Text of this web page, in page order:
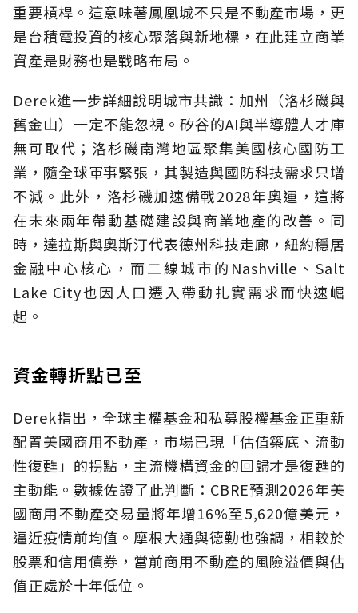
重要槓桿。這意味著鳳凰城不只是不動產市場，更
是台積電投資的核心聚落與新地標，在此建立商業
資產是財務也是戰略布局。
Derek進一步詳細說明城市共識：加州（洛杉磯與
舊金山）一定不能忽視。矽谷的AI與半導體人才庫
無可取代；洛杉磯南灣地區聚集美國核心國防工
業，隨全球軍事緊張，其製造與國防科技需求只增
不減。此外，洛杉磯加速備戰2028年奧運，這將
在未來兩年帶動基礎建設與商業地產的改善。同
時，達拉斯與奧斯汀代表德州科技走廊，紐約穩居
金融中心核心，而二線城市的Nashville、Salt
Lake City也因人口遷入帶動扎實需求而快速崛
起。
資金轉折點已至
Derek指出，全球主權基金和私募股權基金正重新
配置美國商用不動產，市場已現「估值築底、流動
性復甦」的拐點，主流機構資金的回歸才是復甦的
主動能。數據佐證了此判斷：CBRE預測2026年美
國商用不動產交易量將年增16%至5,620億美元，
逼近疫情前均值。摩根大通與德勤也強調，相較於
股票和信用債券，當前商用不動產的風險溢價與估
值正處於十年低位。